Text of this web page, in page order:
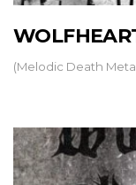
(Melodic Death